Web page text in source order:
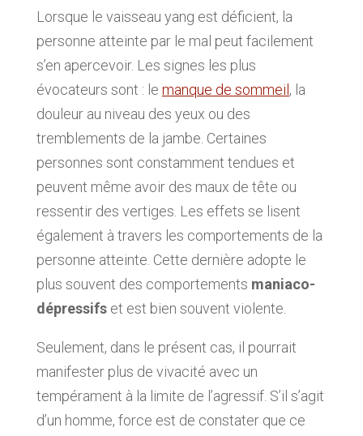
Lorsque le vaisseau yang est déficient, la
personne atteinte par le mal peut facilement
s’en apercevoir. Les signes les plus
évocateurs sont : le manque de sommeil , la
douleur au niveau des yeux ou des
tremblements de la jambe. Certaines
personnes sont constamment tendues et
peuvent même avoir des maux de tête ou
ressentir des vertiges. Les effets se lisent
également à travers les comportements de la
personne atteinte. Cette dernière adopte le
plus souvent des comportements maniaco-
dépressifset est bien souvent violente.
Seulement, dans le présent cas, il pourrait
manifester plus de vivacité avec un
tempérament à la limite de l’agressif. S’il s’agit
d’un homme, force est de constater que ce